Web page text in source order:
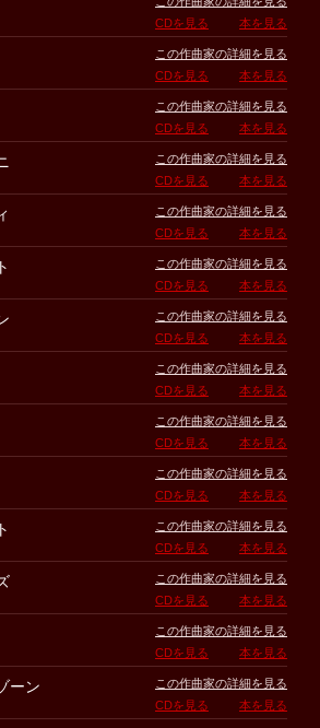
CDを見る
本を見る
この作曲家の詳細を見る
CDを見る
本を見る
この作曲家の詳細を見る
CDを見る
本を見る
この作曲家の詳細を見る
CDを見る
本を見る
この作曲家の詳細を見る
CDを見る
本を見る
この作曲家の詳細を見る
CDを見る
本を見る
この作曲家の詳細を見る
CDを見る
本を見る
この作曲家の詳細を見る
CDを見る
本を見る
この作曲家の詳細を見る
CDを見る
本を見る
この作曲家の詳細を見る
CDを見る
本を見る
この作曲家の詳細を見る
CDを見る
本を見る
この作曲家の詳細を見る
CDを見る
本を見る
この作曲家の詳細を見る
CDを見る
本を見る
ーン
この作曲家の詳細を見る
CDを見る
本を見る